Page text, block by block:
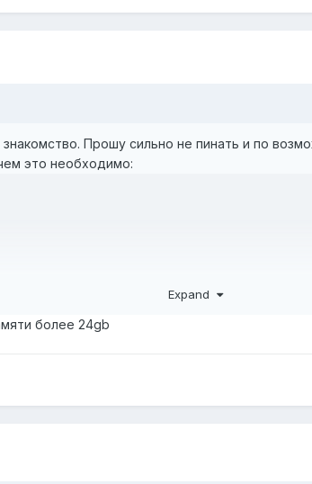
Прошу сильно не пинать и по
это необходимо:
оборудования или устранения известных
Expand
более 24gb